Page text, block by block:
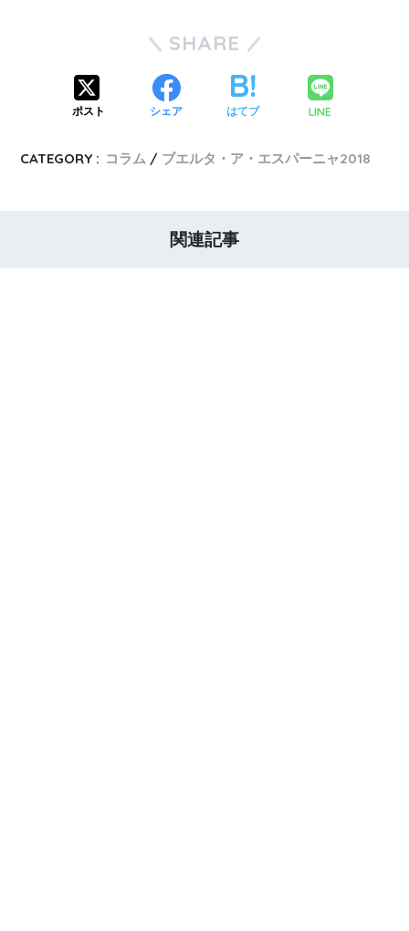
SHARE
ポスト シェア はてブ LINE
CATEGORY : コラム ブエルタ・ア・エスパーニャ2018
関連記事